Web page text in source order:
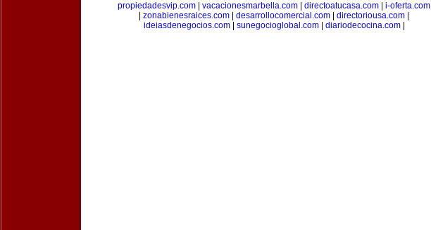
propiedadesvip.com
vacacionesmarbella.com directoatucasa.com
i-oferta.com
zonabienesraices.com desarrollocomercial.com directoriousa.com
ideiasdenegocios.com| sunegocioglobal.com| diariodecocina.com|